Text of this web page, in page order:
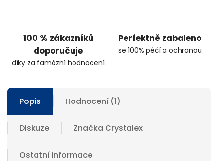
100 % zákazníků
doporučuje
díky za famózní hodnocení
Perfektně zabaleno
se 100% péčí a ochranou
Popis Hodnocení (1)
Diskuze Značka Crystalex
Ostatní informace